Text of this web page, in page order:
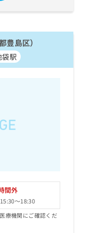
豊島区）
袋駅
間外
～18:30
療機関にご確認くだ